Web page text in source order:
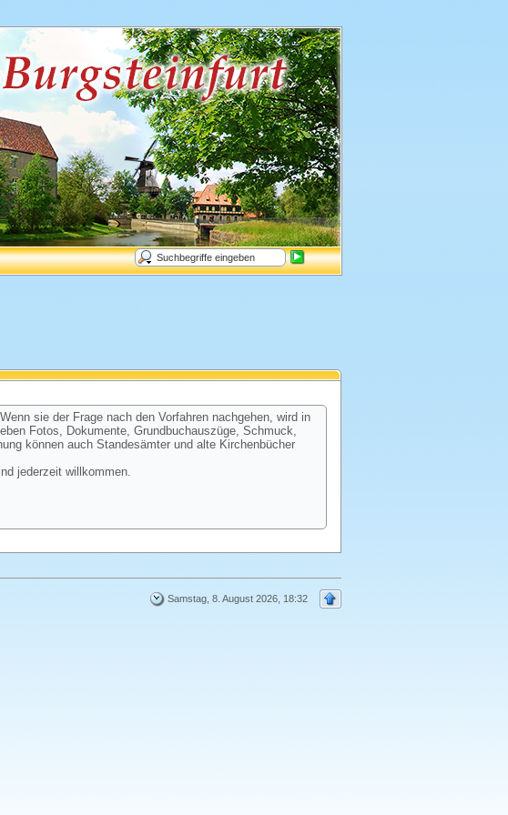
sie der Frage nach den Vorfahren nachgehen, wird in
Fotos, Dokumente, Grundbuchauszüge, Schmuck,
können auch Standesämter und alte Kirchenbücher
jederzeit willkommen.
Samstag, 8. August 2026, 18:32